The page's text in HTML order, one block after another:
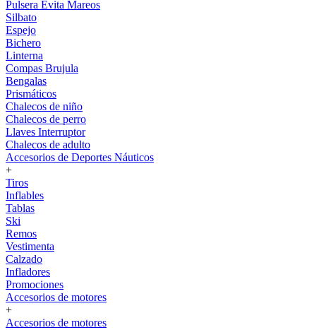
Pulsera Evita Mareos
Silbato
Espejo
Bichero
Linterna
Compas Brujula
Bengalas
Prismáticos
Chalecos de niño
Chalecos de perro
Llaves Interruptor
Chalecos de adulto
Accesorios de Deportes Náuticos
+
Tiros
Inflables
Tablas
Ski
Remos
Vestimenta
Calzado
Infladores
Promociones
Accesorios de motores
+
Accesorios de motores